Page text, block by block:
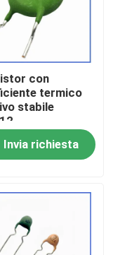
con
termico
stabile
per
da
Invia richiesta